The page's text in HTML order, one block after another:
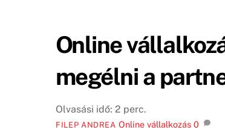
Online
megélni a
Olvasási idő: 2 perc.
FILEP ANDREA Online vállalkozás 0